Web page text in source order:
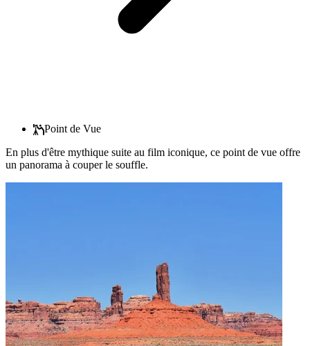
Point de Vue
En plus d'être mythique suite au film iconique, ce point de vue offre
un panorama à couper le souffle.